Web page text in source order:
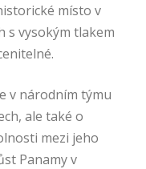
místo v
s vysokým tlakem
v národním týmu
ale také o
mezi jeho
Panamy v